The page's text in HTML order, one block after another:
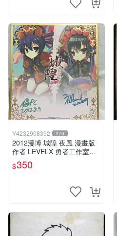
Y4232908392 270
2012漫博 城隍 夜風 漫畫版
作者 LEVELX 勇者工作室羊
仔 簽名板
$350